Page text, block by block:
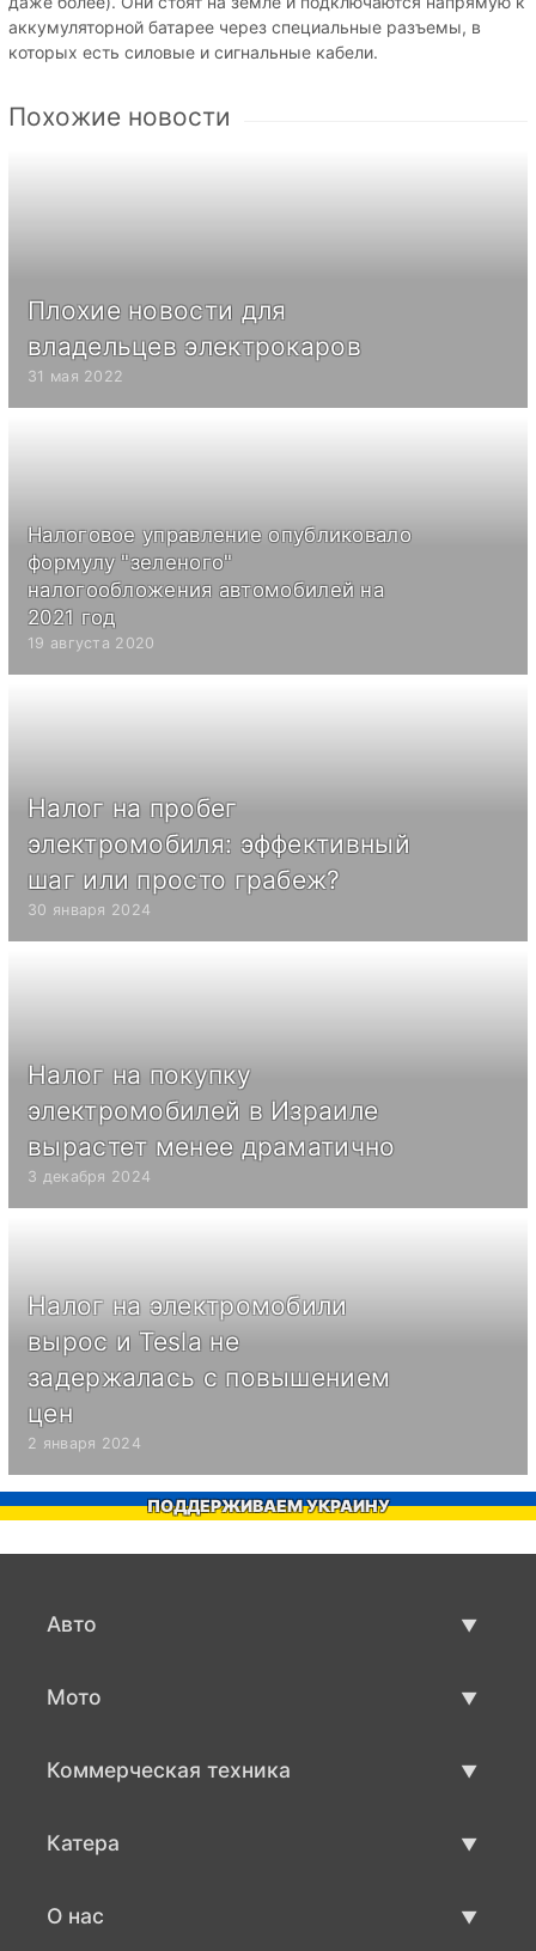
аккумуляторной батарее через специальные разъемы, в
которых есть силовые и сигнальные кабели.
Похожие новости
Плохие новости для
владельцев электрокаров
31 мая 2022
Налоговое управление опубликовало
формулу "зеленого"
налогообложения автомобилей на
2021 год
19 августа 2020
Налог на пробег
электромобиля: эффективный
шаг или просто грабеж?
30 января 2024
Налог на покупку
электромобилей в Израиле
вырастет менее драматично
3 декабря 2024
Налог на электромобили
вырос и Tesla не
задержалась с повышением
цен
2 января 2024
ПОДДЕРЖИВАЕМ УКРАИНУ
Авто
Мото
Коммерческая техника
Катера
О нас